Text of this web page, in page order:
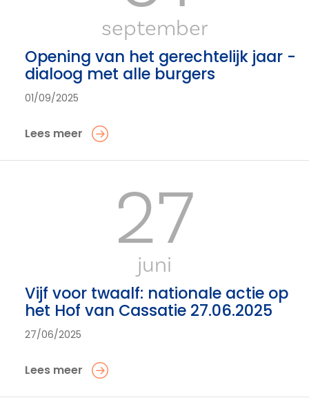
september
Opening van het gerechtelijk jaar -
dialoog met alle burgers
01/09/2025
Lees meer
27
juni
Vijf voor twaalf: nationale actie op
het Hof van Cassatie 27.06.2025
27/06/2025
Lees meer